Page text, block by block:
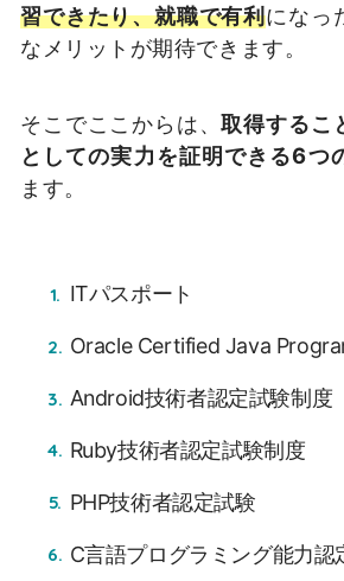
習できたり、就職で有利になっ
なメリットが期待できます。
そこでここからは、取得するこ
としての実力を証明できる6つ
ます。
ITパスポート
Oracle Certified Java
Android技術者認定試験制度
Ruby技術者認定試験制度
PHP技術者認定試験
C言語プログラミング能力認